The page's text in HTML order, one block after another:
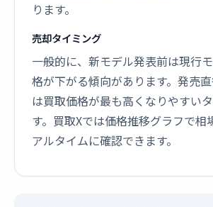
ります。
売却タイミング
一般的に、新モデル発表前は現行
格が下がる傾向があります。発売
は買取価格が最も高くなりやすい
す。買取Xでは価格推移グラフで相
アルタイムに確認できます。